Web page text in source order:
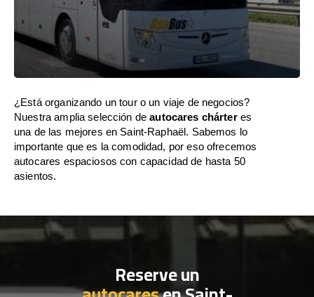
¿Está organizando un tour o un viaje de negocios?
Nuestra amplia selección deautocares chárteres
una de las mejores en Saint-Raphaël. Sabemos lo
importante que es la comodidad, por eso ofrecemos
autocares espaciosos con capacidad de hasta 50
asientos.
Reserve un